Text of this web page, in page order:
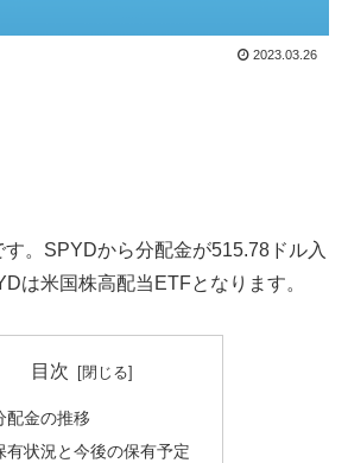
2023.03.26
。SPYDから分配金が515.78ドル入
は米国株高配当ETFとなります。
目次
配金の推移
有状況と今後の保有予定